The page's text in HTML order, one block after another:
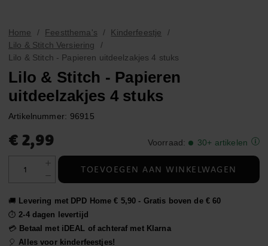
Home Feestthema's
Kinderfeestje
Lilo & Stitch Versiering
Lilo & Stitch - Papieren uitdeelzakjes 4 stuks
Lilo & Stitch - Papieren
uitdeelzakjes 4 stuks
Artikelnummer: 96915
Prijs: € 2,99
€ 2,99 Voorraad: 30+ artikelen
TOEVOEGEN AAN WINKELWAGEN
🚚 Levering met DPD Home € 5,90 - Gratis boven de € 60
⏱️2-4 dagen levertijd
💳 Betaal met iDEAL of achteraf met Klarna
🎈 Alles voor kinderfeestjes!